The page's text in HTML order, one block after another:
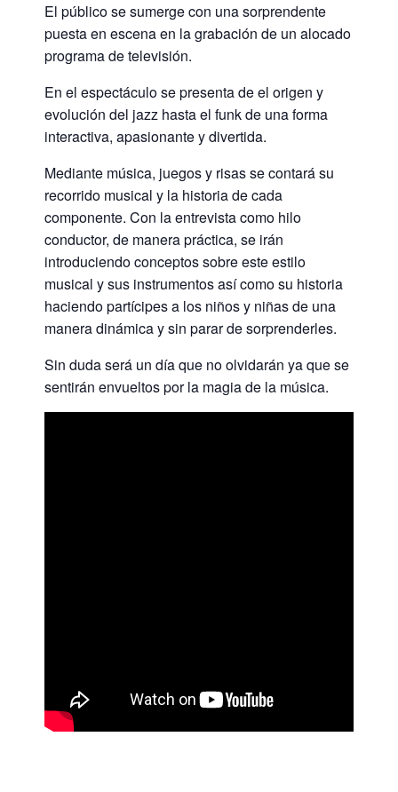
El público se sumerge con una sorprendente
puesta en escena en la grabación de un alocado
programa de televisión.
En el espectáculo se presenta de el origen y
evolución del jazz hasta el funk de una forma
interactiva, apasionante y divertida.
Mediante música, juegos y risas se contará su
recorrido musical y la historia de cada
componente. Con la entrevista como hilo
conductor, de manera práctica, se irán
introduciendo conceptos sobre este estilo
musical y sus instrumentos así como su historia
haciendo partícipes a los niños y niñas de una
manera dinámica y sin parar de sorprenderles.
Sin duda será un día que no olvidarán ya que se
sentirán envueltos por la magia de la música.